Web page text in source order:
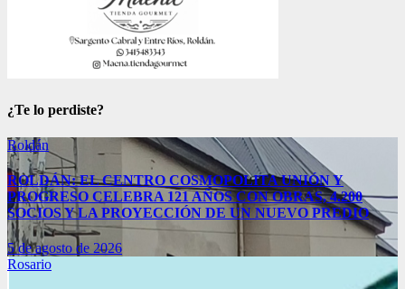
¿Te lo perdiste?
Roldán
ROLDÁN: EL CENTRO COSMOPOLITA UNIÓN Y
PROGRESO CELEBRA 121 AÑOS CON OBRAS, 4.200
SOCIOS Y LA PROYECCIÓN DE UN NUEVO PREDIO
5 de agosto de 2026
Rosario